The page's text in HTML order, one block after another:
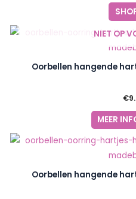
NIET OP
Oorbellen hangende
€
MEER
Oorbellen hangende